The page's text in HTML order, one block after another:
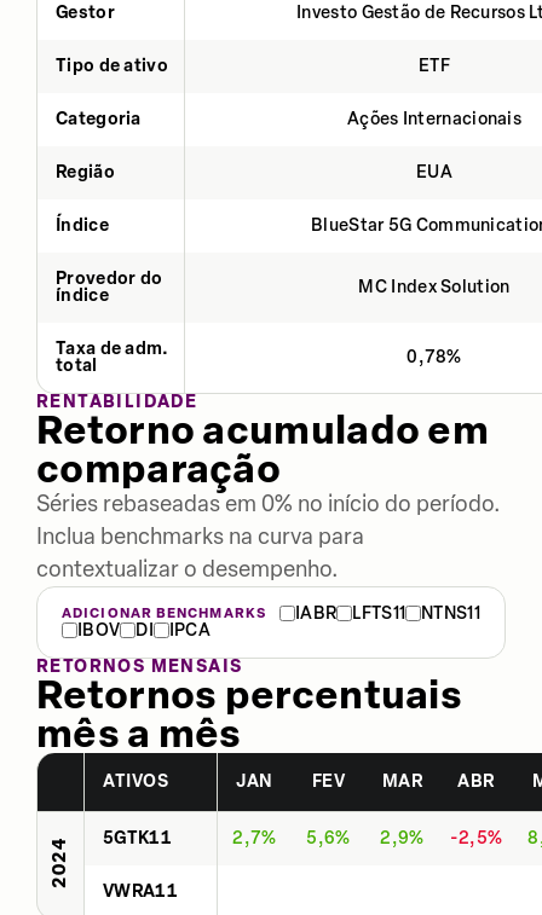
Gestor Investo Gestão de Recursos
Tipo de ativo ETF
Categoria Ações Internacionais
Região EUA
Índice BlueStar 5G
Provedor do
índice
MC Index Solution
Taxa de adm.
total
0,78%
RENTABILIDADE
Retorno acumulado em
comparação
Séries rebaseadas em 0% no início do período.
Inclua benchmarks na curva para
contextualizar o desempenho.
ADICIONAR BENCHMARKS IABR LFTS11
NTNS11
IBOV
DI
IPCA
RETORNOS MENSAIS
Retornos percentuais
mês a mês
ATIVOS JAN FEV MAR ABR
2024 5GTK11 2,7% 5,6% 2,9% -2,5%
VWRA11